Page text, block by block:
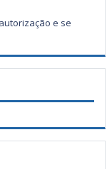
e se